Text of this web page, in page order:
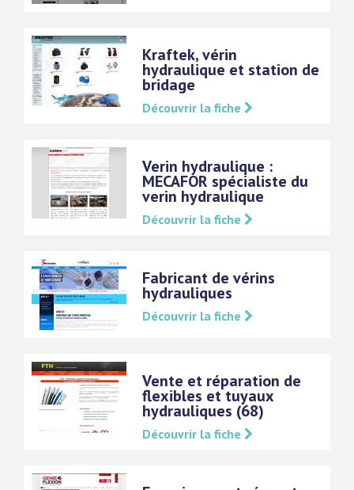
Kraftek, vérin
hydraulique et station de
bridage
Découvrir la fiche
Verin hydraulique :
MECAFOR spécialiste du
verin hydraulique
Découvrir la fiche
Fabricant de vérins
hydrauliques
Découvrir la fiche
Vente et réparation de
flexibles et tuyaux
hydrauliques (68)
Découvrir la fiche